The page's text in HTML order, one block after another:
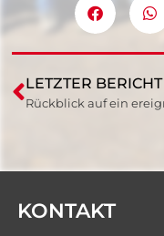
LETZTER BERICHT
KONTAKT